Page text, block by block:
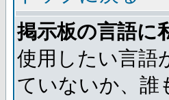
掲示板の言語に
使用したい言語
ていないか、誰